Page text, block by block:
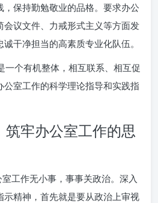
，保持勤勉敬业的品格。要求办公
议文件、力戒形式主义等方面发
干净担当的高素质专业化队伍。
一个有机整体，相互联系、相互促
室工作的科学理论指导和实践指
牢办公室工作的思
室工作无小事，事事关政治。深入
精神，首先就是要从政治上审视